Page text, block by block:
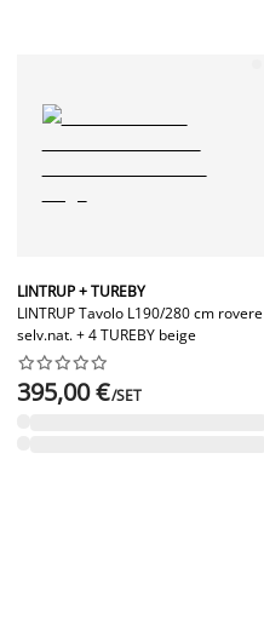
LINTRUP + TUREBY
LINTRUP Tavolo L190/280 cm rovere
selv.nat. + 4 TUREBY beige






395,00 €/SET